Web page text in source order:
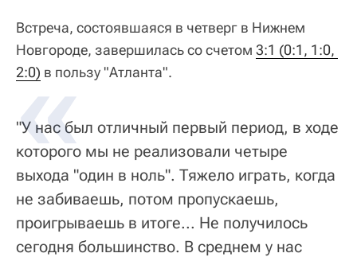
Встреча, состоявшаяся в четверг в Нижнем
Новгороде, завершилась со счетом 3:1 (0:1, 1:0,
2:0) в пользу "Атланта".
"У нас был отличный первый период, в ходе
которого мы не реализовали четыре
выхода "один в ноль". Тяжело играть, когда
не забиваешь, потом пропускаешь,
проигрываешь в итоге... Не получилось
сегодня большинство. В среднем у нас